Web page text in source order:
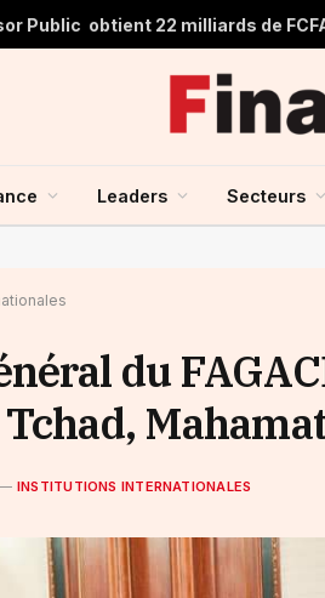
Leaders Secteurs
du
INSTITUTIONS INTERNATIONALES